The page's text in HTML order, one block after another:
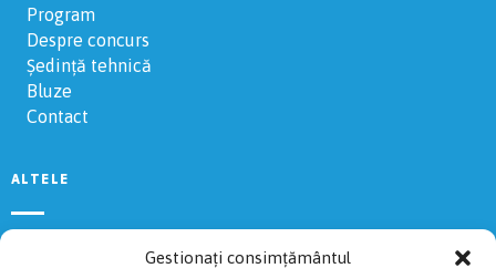
Gestionați consimțământul
Program
Despre concurs
Ședință tehnică
Bluze
Contact
ALTELE